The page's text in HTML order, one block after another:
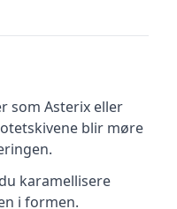
som Asterix eller
blir møre
karamellisere
i formen.